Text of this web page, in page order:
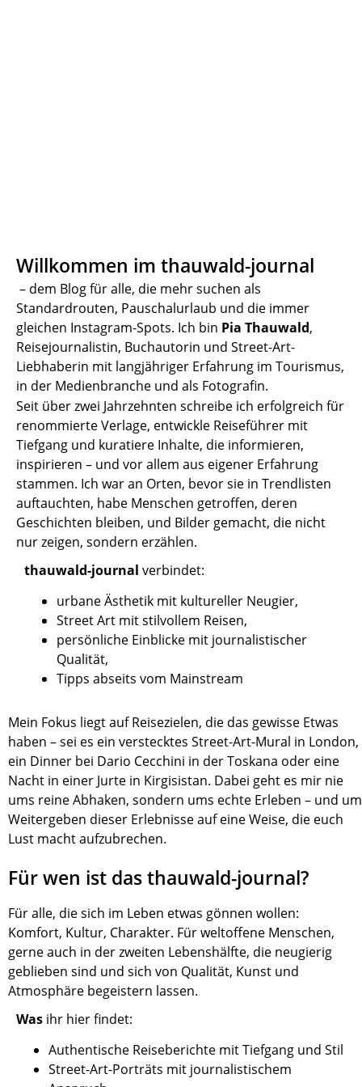
Willkommen im thauwald-journal
– dem Blog für alle, die mehr suchen als
Standardrouten, Pauschalurlaub und die immer
gleichen Instagram-Spots. Ich bin Pia Thauwald,
Reisejournalistin, Buchautorin und Street-Art-
Liebhaberin mit langjähriger Erfahrung im Tourismus,
in der Medienbranche und als Fotografin.
Seit über zwei Jahrzehnten schreibe ich erfolgreich für
renommierte Verlage, entwickle Reiseführer mit
Tiefgang und kuratiere Inhalte, die informieren,
inspirieren – und vor allem aus eigener Erfahrung
stammen. Ich war an Orten, bevor sie in Trendlisten
auftauchten, habe Menschen getroffen, deren
Geschichten bleiben, und Bilder gemacht, die nicht
nur zeigen, sondern erzählen.
thauwald-journal verbindet:
urbane Ästhetik mit kultureller Neugier,
Street Art mit stilvollem Reisen,
persönliche Einblicke mit journalistischer
Qualität,
Tipps abseits vom Mainstream
Mein Fokus liegt auf Reisezielen, die das gewisse Etwas
haben – sei es ein verstecktes Street-Art-Mural in London,
ein Dinner bei Dario Cecchini in der Toskana oder eine
Nacht in einer Jurte in Kirgisistan. Dabei geht es mir nie
ums reine Abhaken, sondern ums echte Erleben – und
Weitergeben dieser Erlebnisse auf eine Weise, die euch
Lust macht aufzubrechen.
Für wen ist das thauwald-journal?
Für alle, die sich im Leben etwas gönnen wollen:
Komfort, Kultur, Charakter. Für weltoffene Menschen,
gerne auch in der zweiten Lebenshälfte, die neugierig
geblieben sind und sich von Qualität, Kunst und
Atmosphäre begeistern lassen.
Was ihr hier findet:
Authentische Reiseberichte mit Tiefgang und Stil
Street-Art-Porträts mit journalistischem